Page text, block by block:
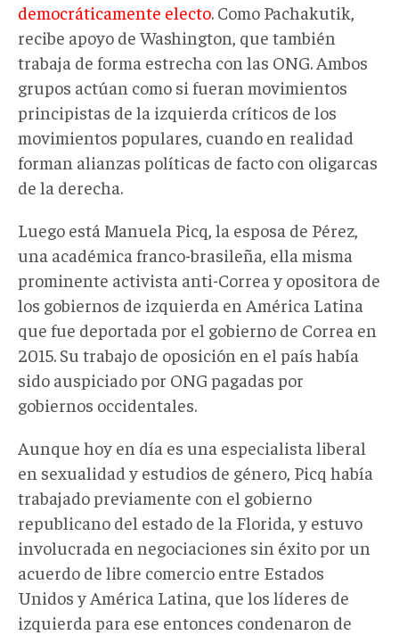
democráticamente electo. Como Pachakutik,
recibe apoyo de Washington, que también
trabaja de forma estrecha con las ONG. Ambos
grupos actúan como si fueran movimientos
principistas de la izquierda críticos de los
movimientos populares, cuando en realidad
forman alianzas políticas de facto con oligarcas
de la derecha.
Luego está Manuela Picq, la esposa de Pérez,
una académica franco-brasileña, ella misma
prominente activista anti-Correa y opositora de
los gobiernos de izquierda en América Latina
que fue deportada por el gobierno de Correa en
2015. Su trabajo de oposición en el país había
sido auspiciado por ONG pagadas por
gobiernos occidentales.
Aunque hoy en día es una especialista liberal
en sexualidad y estudios de género, Picq había
trabajado previamente con el gobierno
republicano del estado de la Florida, y estuvo
involucrada en negociaciones sin éxito por un
acuerdo de libre comercio entre Estados
Unidos y América Latina, que los líderes de
izquierda para ese entonces condenaron de